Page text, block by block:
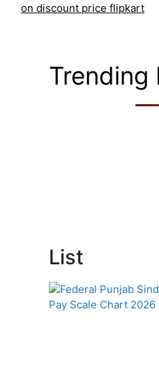
on discount price flipkart
Trending
List